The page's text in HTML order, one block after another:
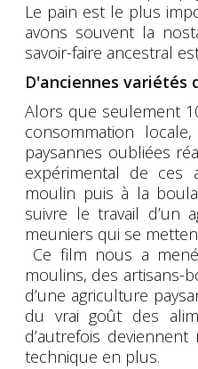
Le pain est le plus
avons souvent la
savoir-faire ancestral
D'anciennes variétés
Alors que seulement
consommation
paysannes oubliées
expérimental de ces
moulin puis à la
suivre le travail d’un
meuniers qui se
Ce film nous a
moulins, des artisans-
d’une agriculture
du vrai goût des
d’autrefois
technique en plus.